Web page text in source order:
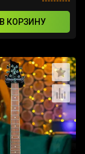
В КОРЗИНУ